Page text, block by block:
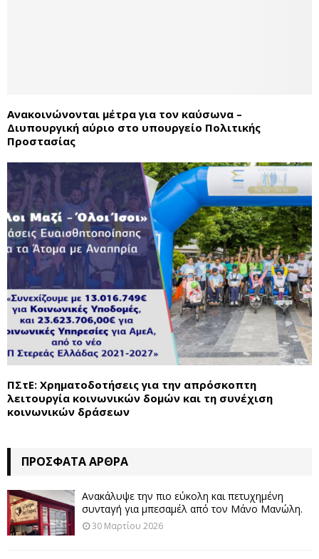
Ανακοινώνονται μέτρα για τον καύσωνα –
Διυπουργική αύριο στο υπουργείο Πολιτικής
Προστασίας
ΠΣτΕ: Χρηματοδοτήσεις για την απρόσκοπτη
λειτουργία κοινωνικών δομών και τη συνέχιση
κοινωνικών δράσεων
ΠΡΌΣΦΑΤΑ ΆΡΘΡΑ
Ανακάλυψε την πιο εύκολη και πετυχημένη
συνταγή για μπεσαμέλ από τον Μάνο Μανώλη.
30 Μαρτίου 2026